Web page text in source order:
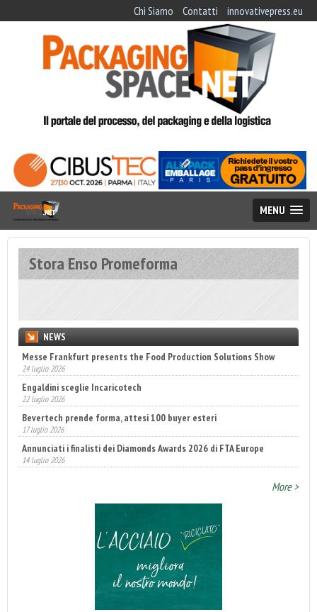
Chi Siamo Contatti innovativepress.eu
MENU
Stora Enso Promeforma
NEWS
Messe Frankfurt presents the Food Production Solutions Show
24 luglio 2026
Engaldini sceglie Incaricotech
22 luglio 2026
Bevertech prende forma, attesi 100 buyer esteri
17 luglio 2026
Annunciati i finalisti dei Diamonds Awards 2026 di FTA Europe
14 luglio 2026
Fatturato record per l'industria cosmetica in Italia
More >